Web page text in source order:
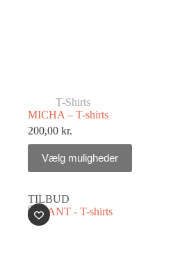
T-Shirts
MICHA – T-shirts
200,00 kr.
Vælg muligheder
TILBUD